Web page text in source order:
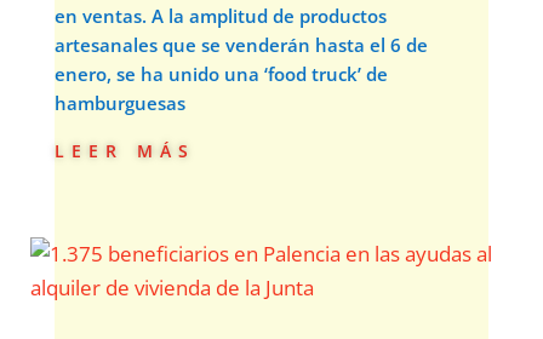
en ventas. A la amplitud de productos
artesanales que se venderán hasta el 6 de
enero, se ha unido una ‘food truck’ de
hamburguesas
leer más